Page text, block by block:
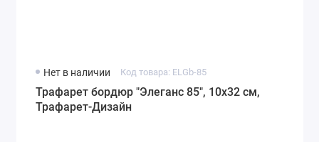
Нет в наличии Код товара: ELGb-85
Трафарет бордюр "Элеганс 85", 10х32 см,
Трафарет-Дизайн